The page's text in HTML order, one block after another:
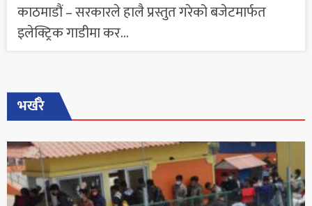
काठमाडौं – सरकारले हालै प्रस्तुत गरेको बजेटमार्फत
इलेक्ट्रिक गाडीमा कर...
भर्खरै